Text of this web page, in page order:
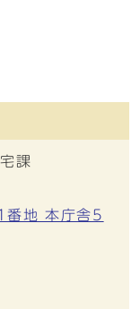
課
地 本庁舎5